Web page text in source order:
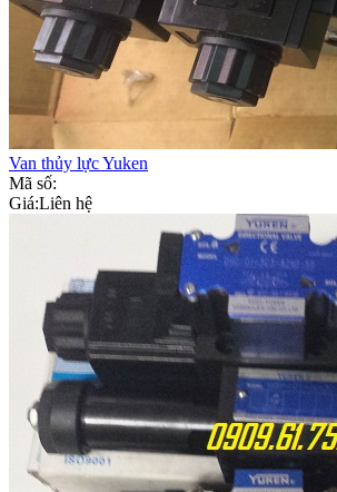
Van thủy lực Yuken
Mã số:
Giá:Liên hệ